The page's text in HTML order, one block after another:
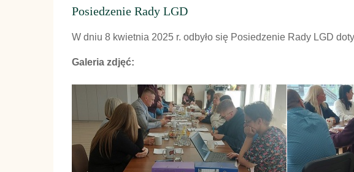
Posiedzenie Rady LGD
W dniu 8 kwietnia 2025 r. odbyło się Posiedzenie Rady LGD
Galeria zdjęć: